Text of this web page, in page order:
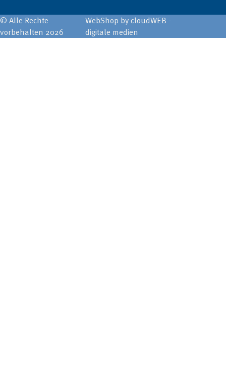
© Alle Rechte
vorbehalten 2026
WebShop by cloudWEB -
digitale medien